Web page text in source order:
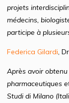
projets
médecins,
participe à
Federica Gilardi,
Après avoir
pharmaceutiques
Studi di Milano